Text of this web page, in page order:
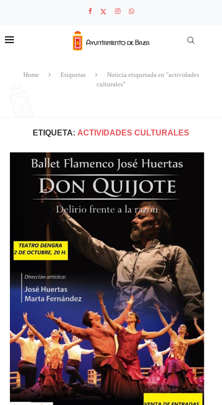
Home Etiquetas
Noticia etiquetada en "actividades
culturales"
ETIQUETA: ACTIVIDADES CULTURALES